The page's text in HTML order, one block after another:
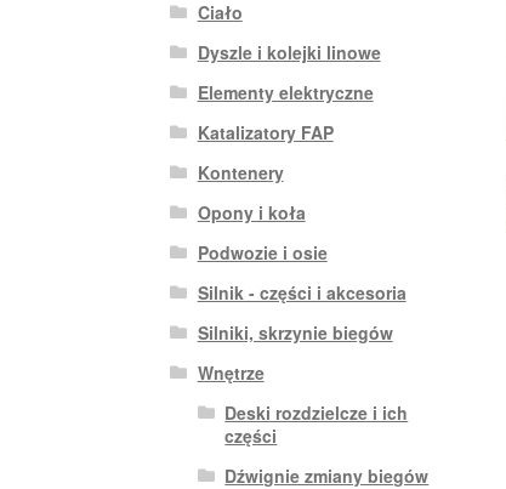
Ciało
Dyszle i kolejki linowe
Elementy elektryczne
Katalizatory FAP
Kontenery
Opony i koła
Podwozie i osie
Silnik - części i akcesoria
Silniki, skrzynie biegów
Wnętrze
Deski rozdzielcze i ich
części
Dźwignie zmiany biegów